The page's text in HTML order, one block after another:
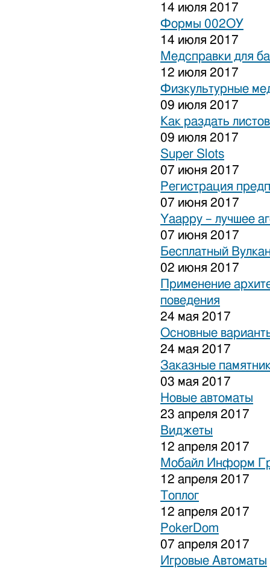
14 июля 2017
Формы 002ОУ
14 июля 2017
Медсправки для
12 июля 2017
Физкультурные
09 июля 2017
Как раздать
09 июля 2017
Super Slots
07 июня 2017
Регистрация
07 июня 2017
Yaappy – лучшее
07 июня 2017
Бесплатный
02 июня 2017
Применение
поведения
24 мая 2017
Основные
24 мая 2017
Заказные
03 мая 2017
Новые автоматы
23 апреля 2017
Виджеты
12 апреля 2017
Мобайл Информ
12 апреля 2017
Топлог
12 апреля 2017
PokerDom
07 апреля 2017
Игровые Автоматы